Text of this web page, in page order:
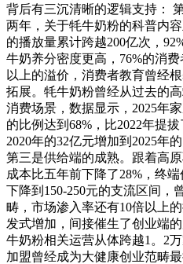
背后有三沉清晰的逻辑支持：
两年，关于牦牛奶粉的科普内
的播放量累计跨越200亿次，
牛奶养分密度更高，76%的消
以上的溢价，消费者教育曾经
拓展。牦牛奶粉曾经从过去的
消费场景，数据显示，2025年
的比例达到68%，比2022年提
2020年的32亿元增加到2025年
第三是供给端的成熟。跟着高
成本比五年前下降了28%，终
下降到150-250元的支流区间，
畴，市场渗入率还有10倍以上
发式增加，间接催生了创业端
牛奶粉相关运营从体跨越1。2
加盟曾经成为大健康创业范畴